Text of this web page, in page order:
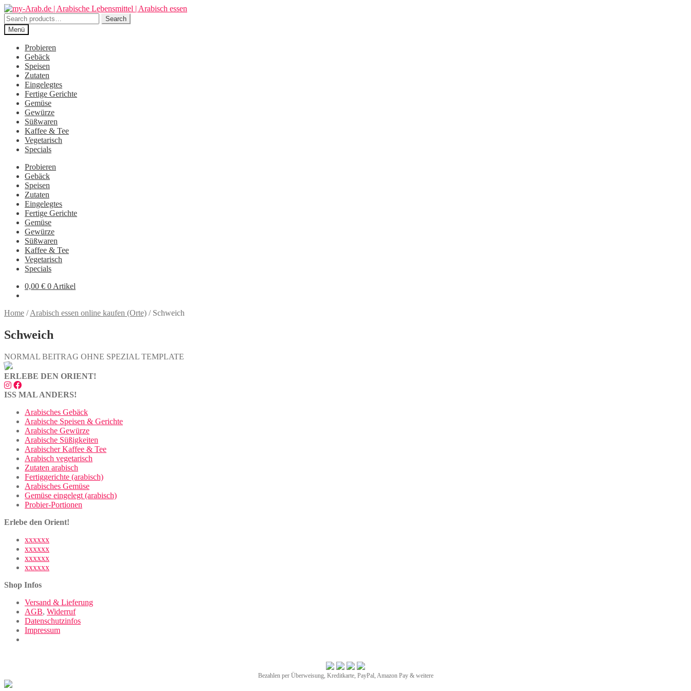
Zur
Navigation
springen
Zum
Inhalt
springen
Search
for:
Search
Menü
Probieren
Gebäck
Speisen
Zutaten
Eingelegtes
Fertige Gerichte
Gemüse
Gewürze
Süßwaren
Kaffee & Tee
Vegetarisch
Specials
Probieren
Gebäck
Speisen
Zutaten
Eingelegtes
Fertige Gerichte
Gemüse
Gewürze
Süßwaren
Kaffee & Tee
Vegetarisch
Specials
0,00 € 0 Artikel
Home /Arabisch essen online kaufen (Orte) / Schweich
Schweich
NORMAL BEITRAG OHNE SPEZIAL TEMPLATE
ERLEBE DEN ORIENT!
ISS MAL ANDERS!
Arabisches Gebäck
Arabische Speisen & Gerichte
Arabische Gewürze
Arabische Süßigkeiten
Arabischer Kaffee & Tee
Arabisch vegetarisch
Zutaten arabisch
Fertiggerichte (arabisch)
Arabisches Gemüse
Gemüse eingelegt (arabisch)
Probier-Portionen
Erlebe den Orient!
xxxxxx
xxxxxx
xxxxxx
xxxxxx
Shop Infos
Versand & Lieferung
AGB, Widerruf
Datenschutzinfos
Impressum